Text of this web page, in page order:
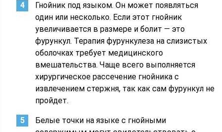
Гнойник под языком. Он может появляться
один или несколько. Если этот гнойник
увеличивается в размере и болит — это
фурункул. Терапия фурункулеза на слизистых
оболочках требует медицинского
вмешательства. Чаще всего выполняется
хирургическое рассечение гнойника с
извлечением стержня, так как сам фурункул не
пройдет.
Белые точки на языке с гнойными